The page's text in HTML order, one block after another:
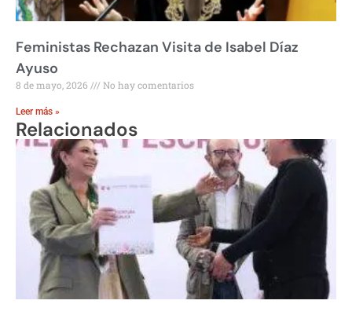
Feministas Rechazan Visita de Isabel Díaz
Ayuso
8 de mayo, 2026 No hay comentarios
Leer más »
Relacionados